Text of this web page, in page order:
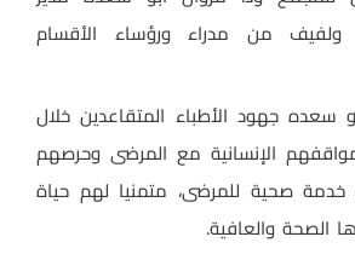
ولفيف من مدراء ورؤساء الأقسام
جهود الأطباء المتقاعدين خلال
الإنسانية مع المرضى وحرصهم
خدمة صحية للمرضى، متمنيا لهم حياة
الصحة والعافية.